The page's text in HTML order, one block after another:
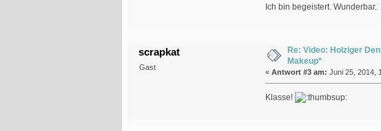
Ich bin begeistert. Wunderbar.
scrapkat
Gast
Re: Video: Holziger
Makeup*
« Antwort #3 am: Juni 25, 2014,
Klasse!